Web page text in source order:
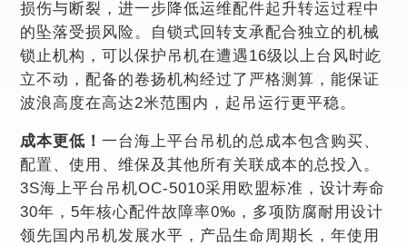
损伤与断裂，进一步降低运维配件起升转运过程中
的坠落受损风险。自锁式回转支承配合独立的机械
锁止机构，可以保护吊机在遭遇16级以上台风时屹
立不动，配备的卷扬机构经过了严格测算，能保证
波浪高度在高达2米范围内，起吊运行更平稳。
成本更低！ 一台海上平台吊机的总成本包含购买、
配置、使用、维保及其他所有关联成本的总投入。
3S海上平台吊机OC-5010采用欧盟标准，设计寿命
30年，5年核心配件故障率0‰，多项防腐耐用设计
领先国内吊机发展水平，产品生命周期长，年使用